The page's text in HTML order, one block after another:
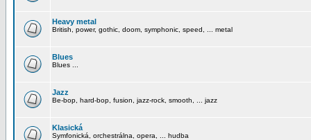
Heavy metal
British, power, gothic, doom, symphonic, speed, ... metal
Blues
Blues ...
Jazz
Be-bop, hard-bop, fusion, jazz-rock, smooth, ... jazz
Klasická
Symfonická, orchestrálna, opera, ... hudba